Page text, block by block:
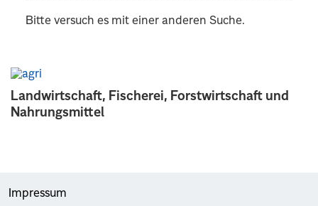
Landwirtschaft, Fischerei, Forstwirtschaft und
Nahrungsmittel
Bitte versuch es mit einer anderen Suche.
Impressum